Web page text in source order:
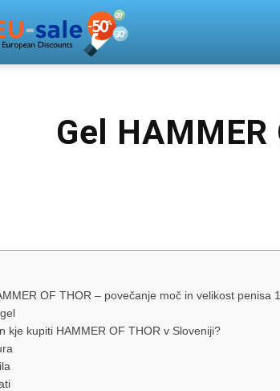
Gel
OF THOR – povečanje moč in velikost penisa
kje kupiti HAMMER OF THOR v Sloveniji?